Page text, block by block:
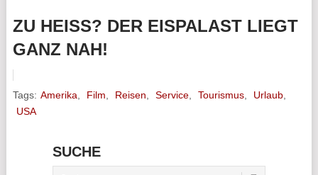
ZU HEISS? DER EISPALAST LIEGT G
ANZ NAH!
Tags: Amerika, Film, Reisen, Service, Tourismus, Urlaub,
USA
SUCHE